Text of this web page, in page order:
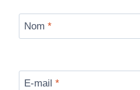
Nom *
E-mail *